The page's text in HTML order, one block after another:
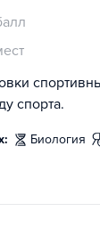
спорта.
биология